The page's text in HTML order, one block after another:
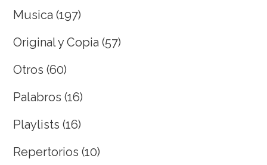
Musica (197)
Original y Copia (57)
Otros (60)
Palabros (16)
Playlists (16)
Repertorios (10)